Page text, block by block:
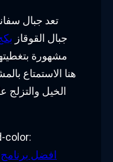
تعد جبال
جبال القوقاز
مشهورة
هنا الاستمتاع
الخيل
color:
افضل برنامج